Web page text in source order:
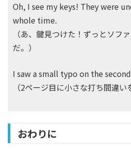
Oh, I see my keys! They were
whole time.
（あ、鍵見つけた！ずっとソフ
だ。）
I saw a small typo on the
（2ページ目に小さな打ち間違い
おわりに